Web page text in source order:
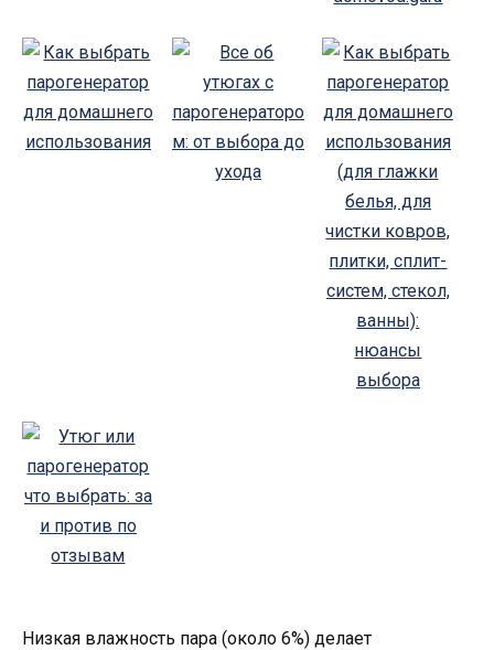
Низкая влажность пара (около 6%) делает